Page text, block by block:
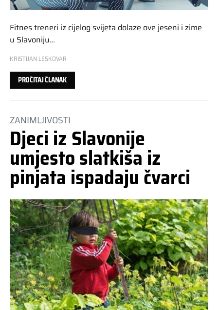
Fitnes treneri iz cijelog svijeta dolaze ove jeseni i zime
u Slavoniju…
KRISTIJAN LESKOVAR
PROČITAJ ČLANAK
ZANIMLJIVOSTI
Djeci iz Slavonije
umjesto slatkiša iz
pinjata ispadaju čvarci